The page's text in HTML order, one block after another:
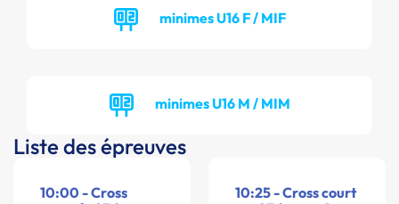
minimes U16 F / MIF
minimes U16 M / MIM
Liste des épreuves
10:00 - Cross
10:25 - Cross court